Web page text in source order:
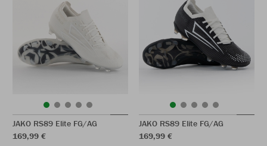
JAKO RS89 Elite FG/AG
169,99 €
JAKO RS89 Elite FG/AG
169,99 €